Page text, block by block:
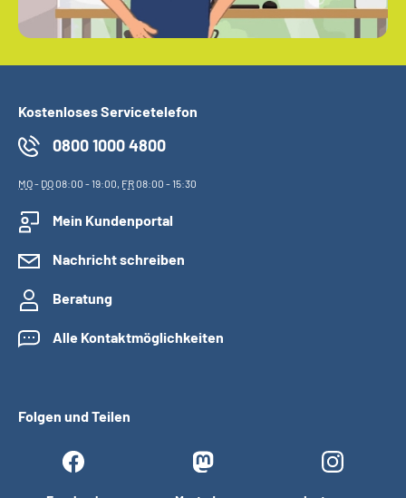
Kostenloses Servicetelefon
0800 1000 4800
MO- DO08:00 - 19:00, FR08:00 - 15:30
Mein Kundenportal
Nachricht schreiben
Beratung
Alle Kontaktmöglichkeiten
Folgen und Teilen